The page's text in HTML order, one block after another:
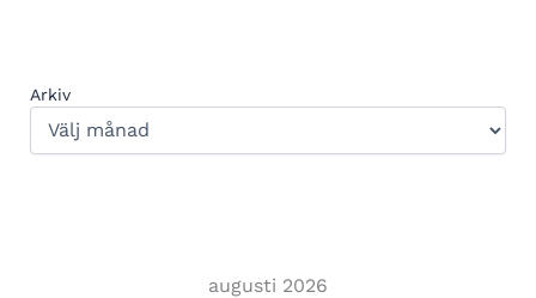
Arkiv
augusti 2026